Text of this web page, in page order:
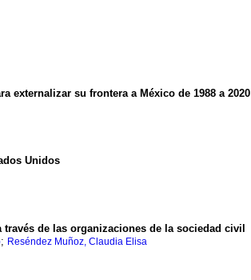
externalizar su frontera a México de 1988 a 2020
Unidos
de las organizaciones de la sociedad civil
; Reséndez Muñoz, Claudia Elisa